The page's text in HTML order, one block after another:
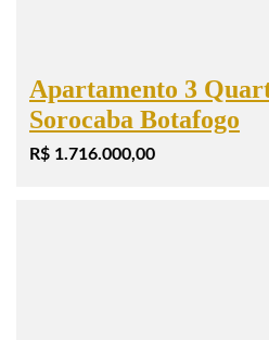
Apartamento 3
Sorocaba Botafogo
R$ 1.716.000,00